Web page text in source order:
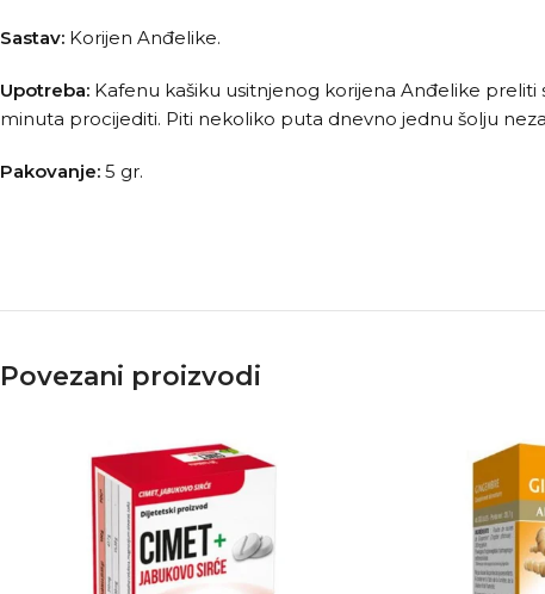
Sastav: Korijen Anđelike.
Upotreba: Kafenu kašiku usitnjenog korijena Anđelike
minuta procijediti. Piti nekoliko puta dnevno jednu šolju
Pakovanje: 5 gr.
Povezani proizvodi